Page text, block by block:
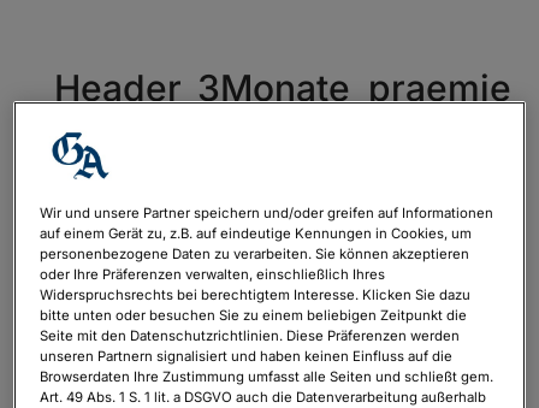
Header_3Monate_praemie
Neueste Kommentare
Wir und unsere Partner speichern und/oder greifen auf Informationen
auf einem Gerät zu, z.B. auf eindeutige Kennungen in Cookies, um
personenbezogene Daten zu verarbeiten. Sie können akzeptieren
oder Ihre Präferenzen verwalten, einschließlich Ihres
Widerspruchsrechts bei berechtigtem Interesse. Klicken Sie dazu
bitte unten oder besuchen Sie zu einem beliebigen Zeitpunkt die
Seite mit den Datenschutzrichtlinien. Diese Präferenzen werden
unseren Partnern signalisiert und haben keinen Einfluss auf die
Browserdaten Ihre Zustimmung umfasst alle Seiten und schließt gem.
Art. 49 Abs. 1 S. 1 lit. a DSGVO auch die Datenverarbeitung außerhalb